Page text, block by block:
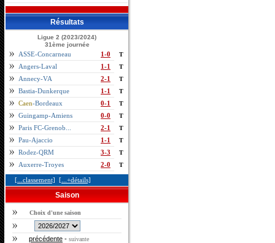
Résultats
Ligue 2 (2023/2024)
31ème journée
ASSE-Concarneau 1-0 T
Angers-Laval 1-1 T
Annecy-VA 2-1 T
Bastia-Dunkerque 1-1 T
Caen-Bordeaux 0-1 T
Guingamp-Amiens 0-0 T
Paris FC-Grenob... 2-1 T
Pau-Ajaccio 1-1 T
Rodez-QRM 3-3 T
Auxerre-Troyes 2-0 T
[...classement] [...+détails]
Saison
Choix d'une saison
précédente - suivante